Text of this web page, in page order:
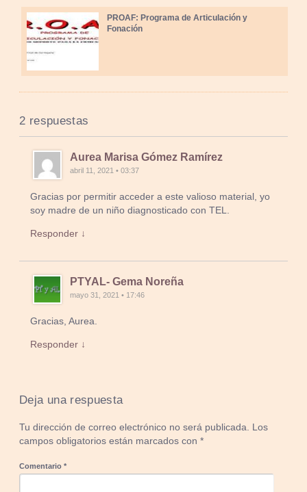
PROAF: Programa de Articulación y
Fonación
2 respuestas
Aurea Marisa Gómez Ramírez
abril 11, 2021 • 03:37
Gracias por permitir acceder a este valioso material, yo
soy madre de un niño diagnosticado con TEL.
Responder ↓
PTYAL- Gema Noreña
mayo 31, 2021 • 17:46
Gracias, Aurea.
Responder ↓
Deja una respuesta
Tu dirección de correo electrónico no será publicada. Los
campos obligatorios están marcados con*
Comentario*